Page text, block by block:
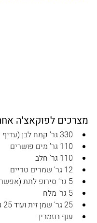
מצרכים לפוקאצ'ה
330 גר' קמח לבן (עדיף מניטובה שמכיל מעט יותר גלוטן)
110 גר' מים פושרים
110 גר' חלב
12 גר' שמרים טריים
5 גר' סירופ לתת (אפשר להחליף בדבש או סילאן)
5 גר' מלח
25 גר' שמן זית ועוד 25 גר' שמן זית לתבנית.
ענף רוזמרין